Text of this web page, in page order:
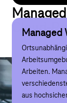
Cloud-
Managed
Managed
Arbeiten.
aus
Managed
Managed
mobilen
oder als
konform.
Managed
Ein IP-
performanten
zu den MITS-
Private &
Ein Überblick
Hybrid Cloud
Partnern für
Private &